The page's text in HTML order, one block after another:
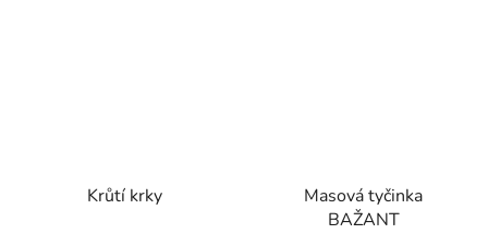
Krůtí krky
Masová tyčinka
BAŽANT